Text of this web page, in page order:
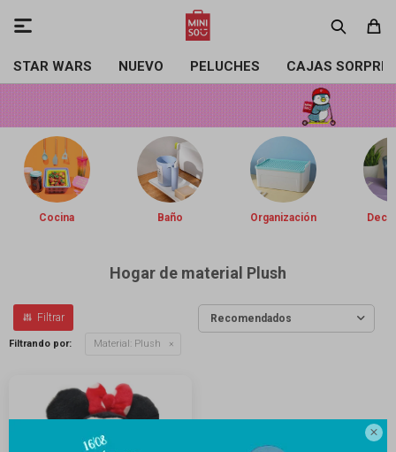

STAR WARS NUEVO PELUCHES CAJAS

Cocina Baño Organización
Hogar de material Plush
Recomendados
Filtrando por: Material: Plush